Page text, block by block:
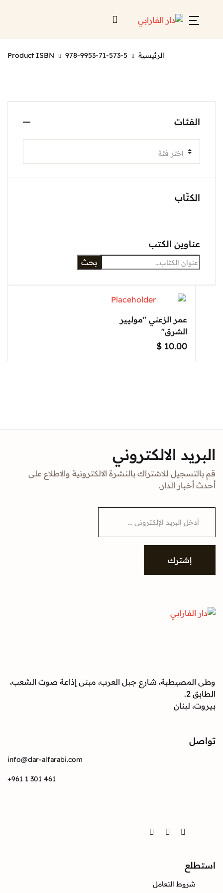
الرئيسية Product ISBN 978-9953-71-573-5
عمر الزعني "موليير
الشرق"
$ 10.00
الفئات
اختر فئة
الكتّاب
عناوين الكتب
بحث
البريد الالكتروني
قم بالتسجيل للاشتراك بالنشرة الالكترونية والاطلاع على
أحدث أخبار الدار.
i
إشترك
وطى المصيطبة، شارع جبل العرب، مبنى إذاعة صوت الشعب،
الطابق 2.
بيروت، لبنان
تواصل
info@dar-alfarabi.com
+961 1 301 461
Facebook
Instagram
Twitter
استطلع
شروط التعامل